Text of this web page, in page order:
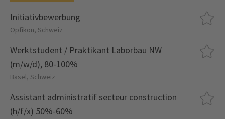
Initiativbewerbung
Opfikon, Schweiz
Werktstudent / Praktikant Laborbau NW
(m/w/d), 80-100%
Basel, Schweiz
Assistant administratif secteur construction
(h/f/x) 50%-60%